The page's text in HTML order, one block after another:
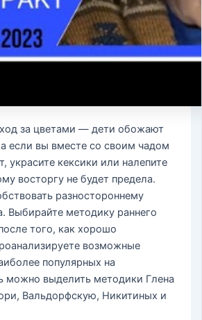
за цветами — дети обожают
если вы вместе со своим чадом
украсите кексики или налепите
восторгу не будет предела.
разностороннему
Выбирайте методику раннего
того, как хорошо
возможные
популярных на
можно выделить методики Глена
Вальдорфскую, Никитиных и